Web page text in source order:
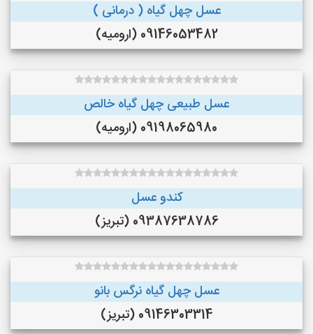
عسل چهل گیاه ( درمانی )
09146053482 (ارومیه)
عسل طبیعی چهل گیاه خالص
09198065980 (ارومیه)
کندو عسل
09387638786 (تبریز)
عسل چهل گیاه نرگس بانو
09146303314 (تبریز)